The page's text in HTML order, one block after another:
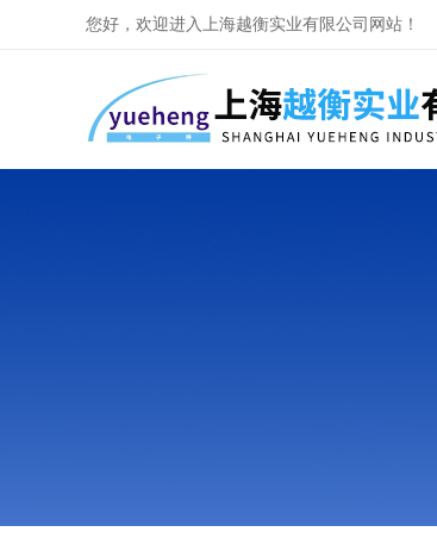
您好，欢迎进入上海越衡实业有限公司网站！